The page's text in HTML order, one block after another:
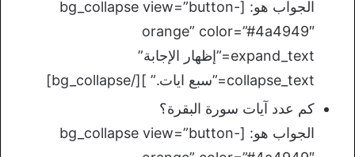
الجواب هو: [bg_collapse view=”button-
orange” color=”#4a4949″
expand_text=”إظهار الإجابة”
collapse_text=”سبع ايات.” ][/bg_collapse]
كم عدد آيات سورة البقرة؟
الجواب هو: [bg_collapse view=”button-